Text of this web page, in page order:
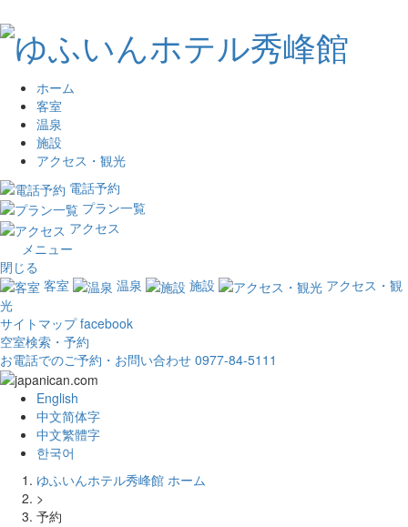
ホーム
客室
温泉
施設
アクセス・観光
電話予約
プラン一覧
アクセス
メニュー
閉じる
客室
温泉 施設
アクセス・観
光
サイトマップ facebook
空室検索・予約
お電話でのご予約・お問い合わせ 0977-84-5111
English
中文简体字
中文繁體字
한국어
ゆふいんホテル秀峰館 ホーム
>
予約